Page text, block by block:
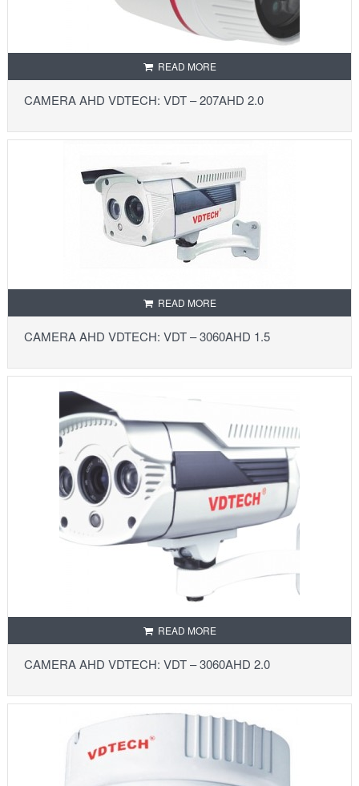
READ MORE
CAMERA AHD VDTECH: VDT – 207AHD 2.0
READ MORE
CAMERA AHD VDTECH: VDT – 3060AHD 1.5
READ MORE
CAMERA AHD VDTECH: VDT – 3060AHD 2.0